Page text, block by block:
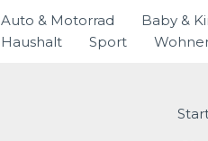
Auto & Motorrad Baby &
Haushalt
Sport